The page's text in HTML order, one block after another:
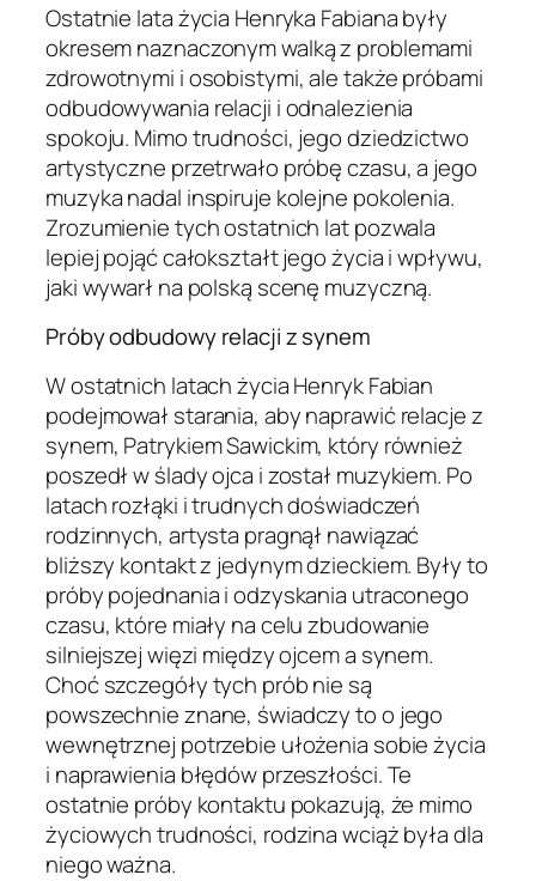
Ostatnie lata życia Henryka Fabiana były
okresem naznaczonym walką z problemami
zdrowotnymi i osobistymi, ale także próbami
odbudowywania relacji i odnalezienia
spokoju. Mimo trudności, jego dziedzictwo
artystyczne przetrwało próbę czasu, a jego
muzyka nadal inspiruje kolejne pokolenia.
Zrozumienie tych ostatnich lat pozwala
lepiej pojąć całokształt jego życia i wpływu,
jaki wywarł na polską scenę muzyczną.
Próby odbudowy relacji z synem
W ostatnich latach życia Henryk Fabian
podejmował starania, aby naprawić relacje z
synem, Patrykiem Sawickim, który również
poszedł w ślady ojca i został muzykiem. Po
latach rozłąki i trudnych doświadczeń
rodzinnych, artysta pragnął nawiązać
bliższy kontakt z jedynym dzieckiem. Były to
próby pojednania i odzyskania utraconego
czasu, które miały na celu zbudowanie
silniejszej więzi między ojcem a synem.
Choć szczegóły tych prób nie są
powszechnie znane, świadczy to o jego
wewnętrznej potrzebie ułożenia sobie życia
i naprawienia błędów przeszłości. Te
ostatnie próby kontaktu pokazują, że mimo
życiowych trudności, rodzina wciąż była dla
niego ważna.